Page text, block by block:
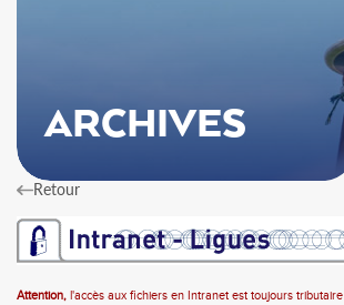
ARCHIVES
Retour
Attention, l'accès aux fichiers en Intranet est toujours